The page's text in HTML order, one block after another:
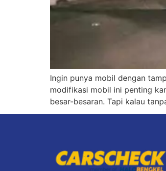
Ingin punya mobil dengan
modifikasi mobil ini penting
besar-besaran. Tapi kalau